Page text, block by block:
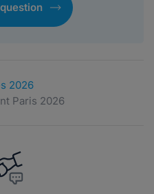
2026
Paris 2026